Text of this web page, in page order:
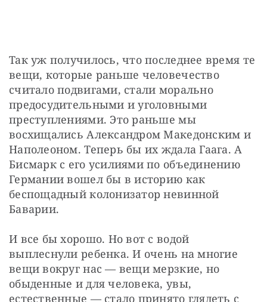
Так уж получилось, что последнее время те
вещи, которые раньше человечество
считало подвигами, стали морально
предосудительными и уголовными
преступлениями. Это раньше мы
восхищались Александром Македонским и
Наполеоном. Теперь бы их ждала Гаага. А
Бисмарк с его усилиями по объединению
Германии вошел бы в историю как
беспощадный колонизатор невинной
Баварии.
И все бы хорошо. Но вот с водой
выплеснули ребенка. И очень на многие
вещи вокруг нас — вещи мерзкие, но
обыденные и для человека, увы,
естественные — стало принято глядеть с